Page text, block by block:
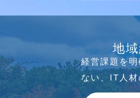
介護ソリ
っていま
地
経営課題を
ない、IT⼈